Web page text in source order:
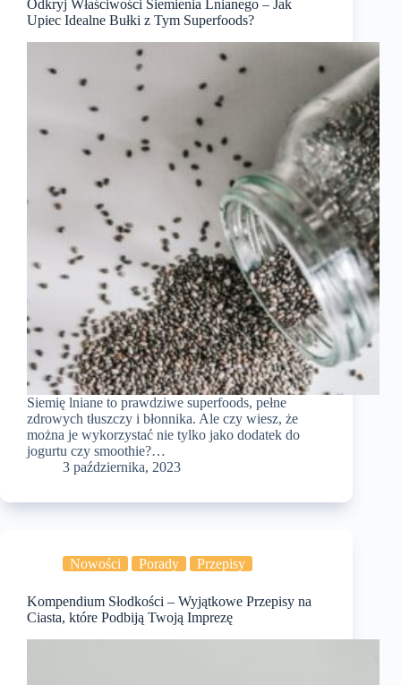
Odkryj Właściwości Siemienia Lnianego – Jak
Upiec Idealne Bułki z Tym Superfoods?
Siemię lniane to prawdziwe superfoods, pełne
zdrowych tłuszczy i błonnika. Ale czy wiesz, że
można je wykorzystać nie tylko jako dodatek do
jogurtu czy smoothie?…
3 października, 2023
Nowości Porady Przepisy
Kompendium Słodkości – Wyjątkowe Przepisy na
Ciasta, które Podbiją Twoją Imprezę